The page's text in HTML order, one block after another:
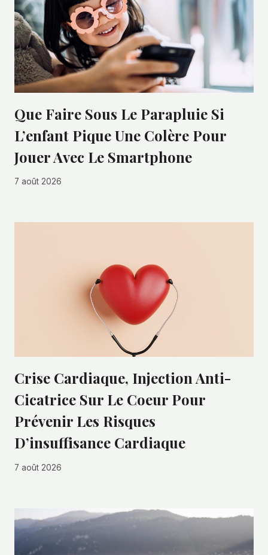
Que Faire Sous Le Parapluie Si
L’enfant Pique Une Colère Pour
Jouer Avec Le Smartphone
7 août 2026
Crise Cardiaque, Injection Anti-
Cicatrice Sur Le Coeur Pour
Prévenir Les Risques
D’insuffisance Cardiaque
7 août 2026